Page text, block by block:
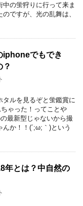
の蛍狩りに行って来ま
ですが、光の乱舞は、
iphoneでもでき
？
タルを見るぞと蛍鑑賞に
ゃった！ってことや
最新型じゃないから撮
か！！(´;ω;｀)という
年とは？中自然の